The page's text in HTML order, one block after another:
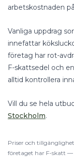
arbetskostnaden
Vanliga uppdrag
innefattar
företag har rot-
F-skattsedel och
alltid kontrollera
Vill du se hela
Stockholm.
Priser och
företaget har F-skatt —